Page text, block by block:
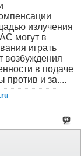
излучения
могут в
играть
возбуждения
в подаче
против и за....